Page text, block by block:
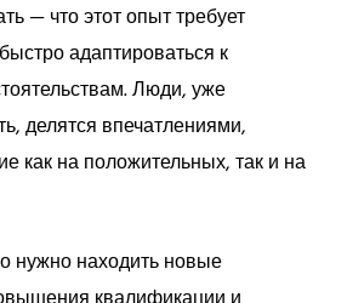
— что этот опыт требует
адаптироваться к
Люди, уже
делятся впечатлениями,
как на положительных, так и на
нужно находить новые